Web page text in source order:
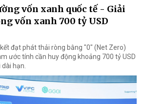
vốn xanh quốc tế - Giải
vốn xanh 700 tỷ USD
đạt phát thải ròng bằng "0" (Net Zero)
ước tính cần huy động khoảng 700 tỷ USD
hạn.